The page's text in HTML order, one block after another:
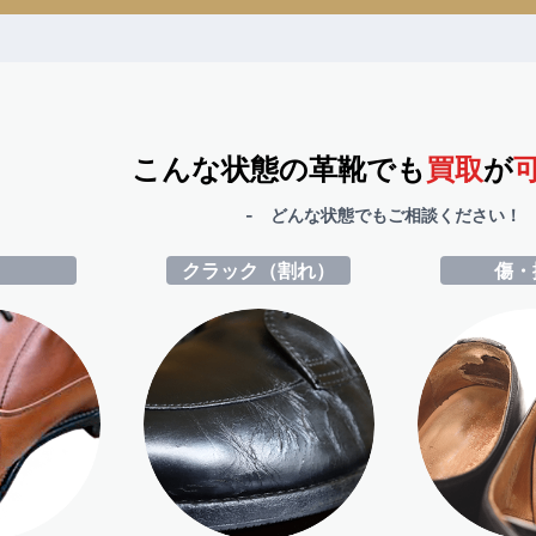
こんな状態の革靴でも買取が
- どんな状態でもご相談ください
クラック（割れ） 傷